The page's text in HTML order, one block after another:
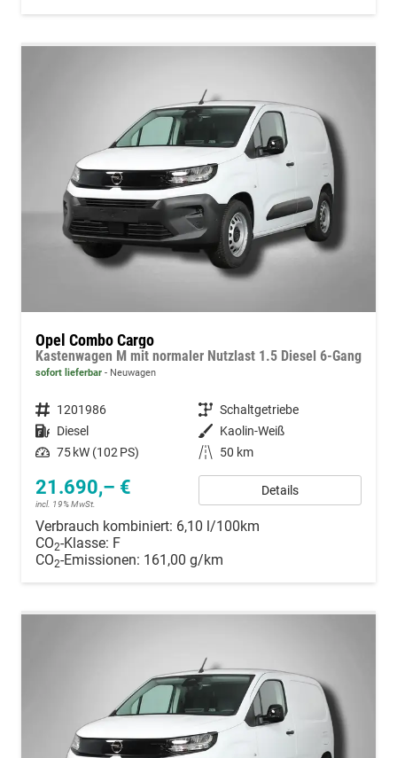
Opel Combo Cargo
Kastenwagen M mit normaler Nutzlast 1.5 Diesel 6-Gang
sofort lieferbar Neuwagen
Fahrzeugnummer 1201986 Getriebe Schaltgetriebe
Kraftstoff Diesel Außenfarbe Kaolin-Weiß
Leistung 75 kW (102 PS) Kilometerstand 50 km
21.690,– €
incl. 19% MwSt.
Details
Verbrauch kombiniert: 6,10 l/100km
CO2-Klasse: F
CO2-Emissionen: 161,00 g/km